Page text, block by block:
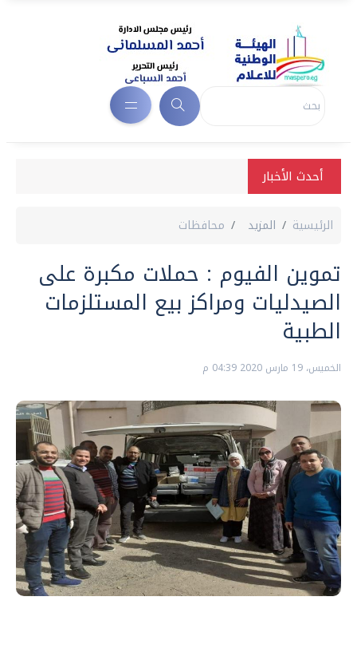
أحدث الأخبار
الرئيسية المزيد محافظات
تموين الفيوم : حملات مكبرة على
الصيدليات ومراكز بيع المستلزمات
الطبية
الخميس، 19 مارس 2020 04:39 م